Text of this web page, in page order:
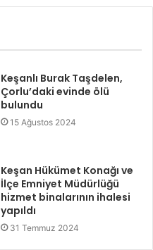
Keşanlı Burak Taşdelen,
Çorlu’daki evinde ölü
bulundu
15 Ağustos 2024
Keşan Hükümet Konağı ve
İlçe Emniyet Müdürlüğü
hizmet binalarının ihalesi
yapıldı
31 Temmuz 2024